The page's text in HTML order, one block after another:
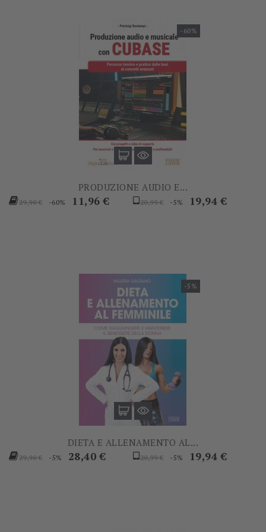
-60%
PRODUZIONE AUDIO E...
Prezzo
29,90 € -60% Prezzo
11,96 €
Prezzo
20,99 € -5% Prezzo
19,94 €
-5%
DIETA E ALLENAMENTO AL...
Prezzo
29,90 € -5% Prezzo
28,40 €
Prezzo
20,99 € -5% Prezzo
19,94 €